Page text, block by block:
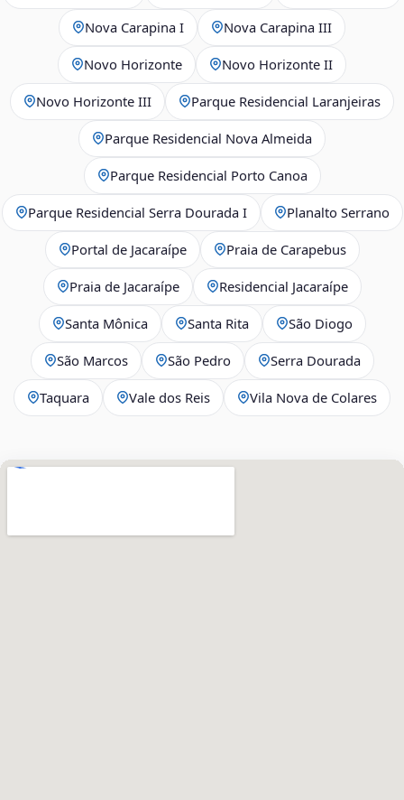
Nova Carapina I Nova Carapina III
Novo Horizonte Novo Horizonte II
Novo Horizonte III Parque Residencial Laranjeiras
Parque Residencial Nova Almeida
Parque Residencial Porto Canoa
Parque Residencial Serra Dourada I Planalto Serrano
Portal de Jacaraípe Praia de Carapebus
Praia de Jacaraípe Residencial Jacaraípe
Santa Mônica Santa Rita São Diogo
São Marcos São Pedro Serra Dourada
Taquara Vale dos Reis Vila Nova de Colares